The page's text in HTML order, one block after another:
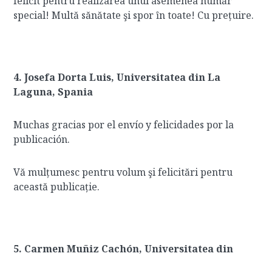
special! Multă sănătate şi spor ȋn toate! Cu prețuire.
4. Josefa Dorta Luis, Universitatea din La
Laguna, Spania
Muchas gracias por el envío y felicidades por la
publicación.
Vă mulțumesc pentru volum şi felicitări pentru
această publicație.
5. Carmen Muñiz Cachón, Universitatea din